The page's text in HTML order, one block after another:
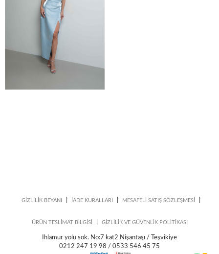
GİZLİLİK BEYANI İADE KURALLARI MESAFELİ SATIŞ SÖZLEŞMESİ
ÜRÜN TESLİMAT BİLGİSİ GİZLİLİK VE GÜVENLİK POLİTİKASI
Ihlamur yolu sok. No:7 kat2 Nişantaşı / Teşvikiye
0212 247 19 98 / 0533 546 45 75